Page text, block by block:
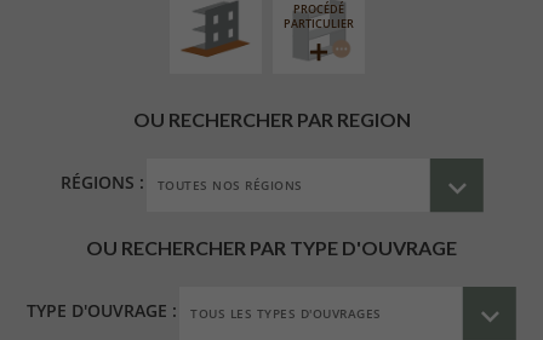
PROCÉDÉ
PARTICULIER
OU RECHERCHER PAR REGION
RÉGIONS :
OU RECHERCHER PAR TYPE D'OUVRAGE
TYPE D'OUVRAGE :